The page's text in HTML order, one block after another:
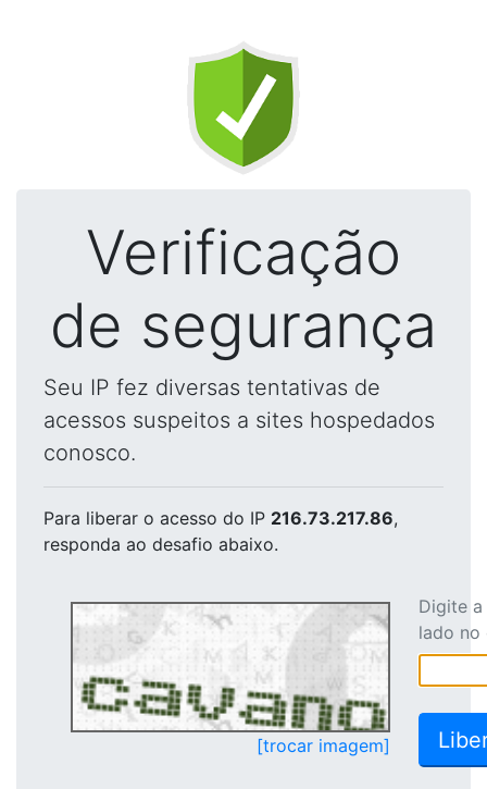
Verificação
de segurança
Seu IP fez diversas tentativas de
acessos suspeitos a sites hospedados
conosco.
Para liberar o acesso do IP 216.73.217.86,
responda ao desafio abaixo.
[trocar imagem]
Digite
lado no